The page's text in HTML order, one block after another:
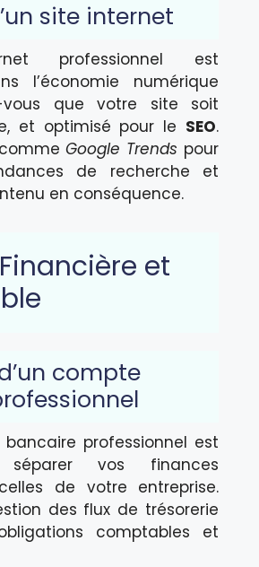
site internet
professionnel est
l’économie numérique
vous que votre site soit
et optimisé pour le SEO.
commeGoogle Trends pour
de recherche et
en conséquence.
et
compte
professionnel est
vos finances
de votre entreprise.
des flux de trésorerie
comptables et